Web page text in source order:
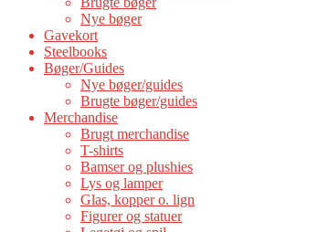
Nye bøger
Gavekort
Steelbooks
Bøger/Guides
Nye bøger/guides
Brugte bøger/guides
Merchandise
Brugt merchandise
T-shirts
Bamser og plushies
Lys og lamper
Glas, kopper o. lign
Figurer og statuer